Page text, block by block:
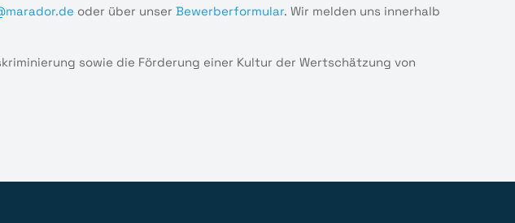
oder über unserBewerberformular. Wir melden uns innerhalb
sowie die Förderung einer Kultur der Wertschätzung von